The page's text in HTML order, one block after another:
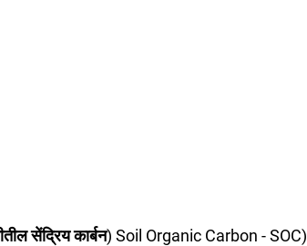
सेंद्रिय कार्बन) Soil Organic Carbon - SOC)